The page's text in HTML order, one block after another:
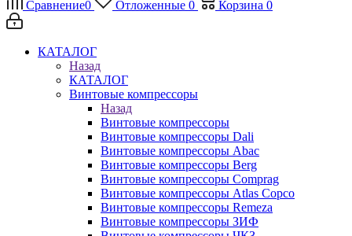
Сравнение0 Отложенные 0 Корзина 0
КАТАЛОГ
Назад
КАТАЛОГ
Винтовые компрессоры
Назад
Винтовые компрессоры
Винтовые компрессоры Dali
Винтовые компрессоры Abac
Винтовые компрессоры Berg
Винтовые компрессоры Comprag
Винтовые компрессоры Atlas Copco
Винтовые компрессоры Remeza
Винтовые компрессоры ЗИФ